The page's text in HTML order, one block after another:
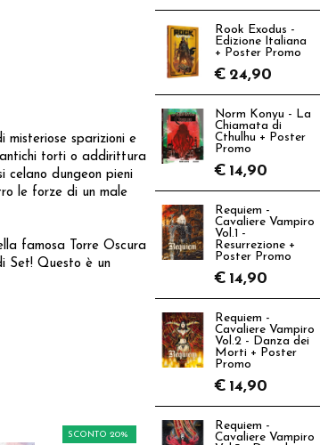
sparizioni e
antichi torti o addirittura
dungeon pieni
le forze di un male
famosa Torre Oscura
Set! Questo è un
SCONTO 20%
Rook Exodus -
Edizione Italiana
+ Poster Promo
€ 24,90
Norm Konyu - La
Chiamata di
Cthulhu + Poster
Promo
€ 14,90
Requiem -
Cavaliere Vampiro
Vol.1 -
Resurrezione +
Poster Promo
€ 14,90
Requiem -
Cavaliere Vampiro
Vol.2 - Danza dei
Morti + Poster
Promo
€ 14,90
Requiem -
Cavaliere Vampiro